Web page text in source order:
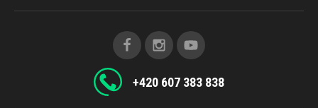
+420 607 383 838